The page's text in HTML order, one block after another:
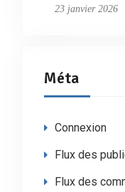
23 janvier 2026
Méta
Connexion
Flux des
Flux des